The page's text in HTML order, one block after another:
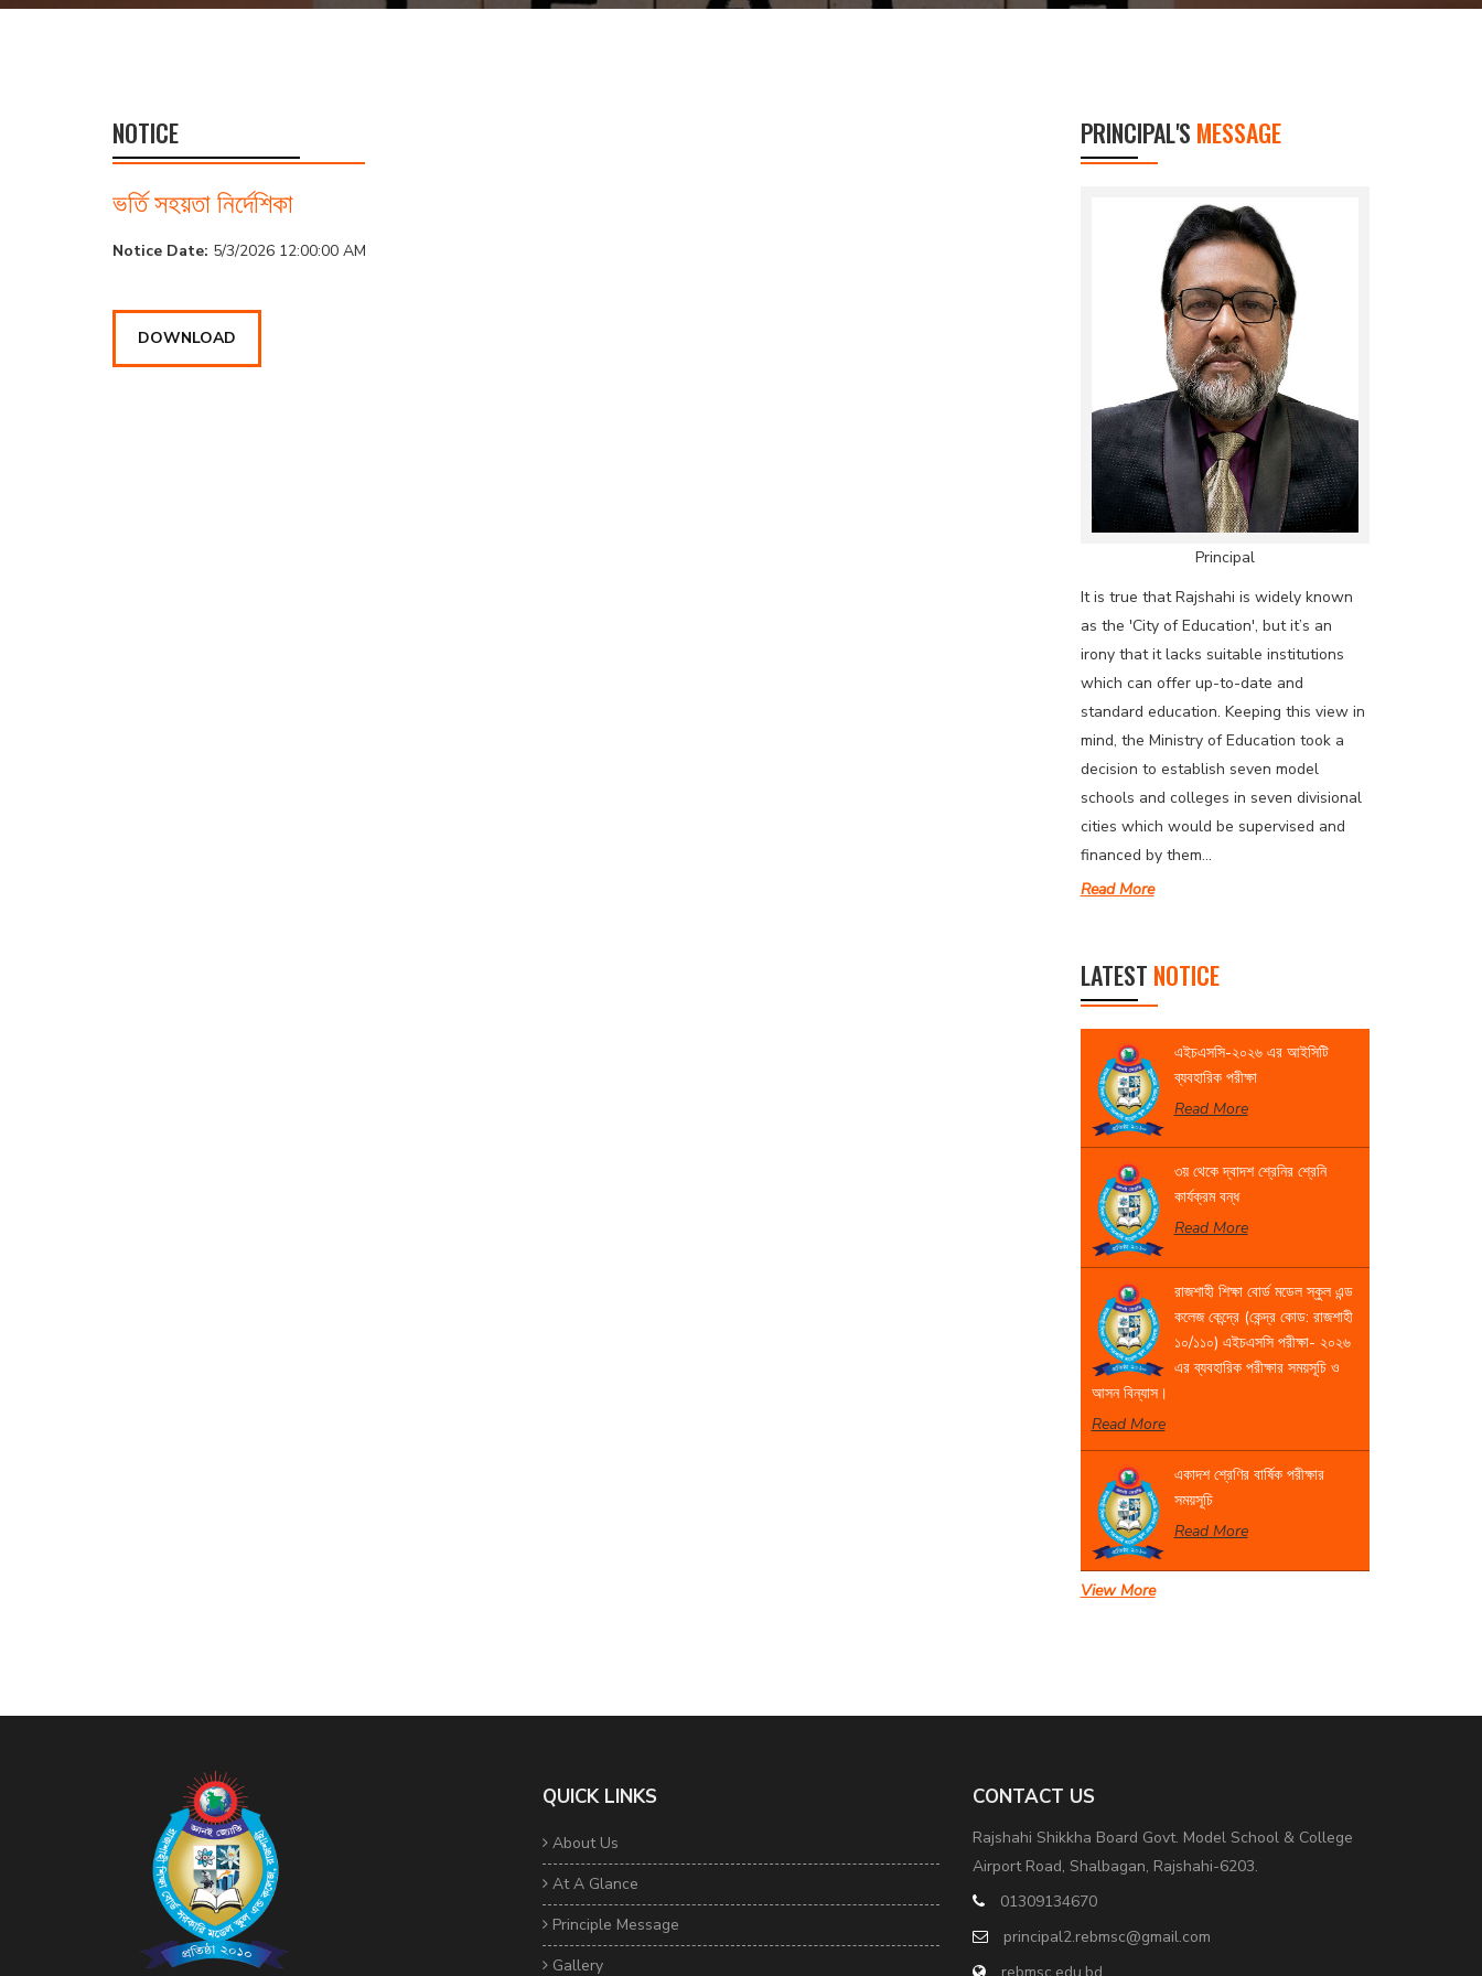
NOTICE
ভর্তি সহয়তা নির্দেশিকা
Notice Date: 5/3/2026 12:00:00 AM
DOWNLOAD
PRINCIPAL'S MESSAGE
Principal
It is true that Rajshahi is widely known
as the 'City of Education', but it’s an
irony that it lacks suitable institutions
which can offer up-to-date and
standard education. Keeping this view in
mind, the Ministry of Education took a
decision to establish seven model
schools and colleges in seven divisional
cities which would be supervised and
financed by them...
Read More
LATEST NOTICE
এইচএসসি-২০২৬ এর আইসিটি
ব্যবহারিক পরীক্ষা
Read More
৩য় থেকে দ্বাদশ শ্রেনির শ্রেনি
কার্যক্রম বন্ধ
Read More
রাজশাহী শিক্ষা বোর্ড মডেল স্কুল এন্ড
কলেজ কেন্দ্রে (কেন্দ্র কোড: রাজশাহী
১০/১১০) এইচএসসি পরীক্ষা- ২০২৬
এর ব্যবহারিক পরীক্ষার সময়সূচি ও
আসন বিন্যাস।
Read More
একাদশ শ্রেণির বার্ষিক পরীক্ষার
সময়সূচি
Read More
View More
QUICK LINKS
About Us
At A Glance
Principle Message
Gallery
CONTACT US
Rajshahi Shikkha Board Govt. Model School & College
Airport Road, Shalbagan, Rajshahi-6203.
01309134670
principal2.rebmsc@gmail.com
rebmsc.edu.bd